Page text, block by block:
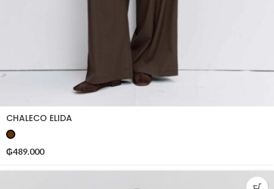
CHALECO ELIDA
₲489.000